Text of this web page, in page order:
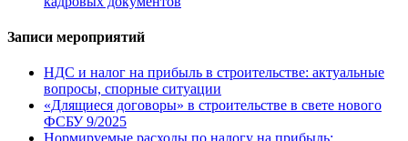
Записи мероприятий
НДС и налог на прибыль в строительстве: актуальные
вопросы, спорные ситуации
«Длящиеся договоры» в строительстве в свете нового
ФСБУ 9/2025